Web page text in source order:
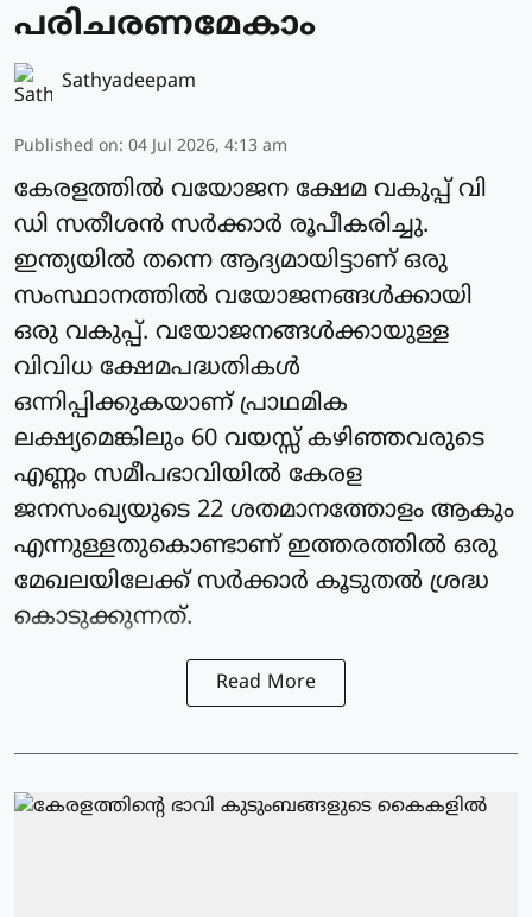
പരിചരണമേകാം
Sathyadeepam
Published on: 04 Jul 2026, 4:13 am
കേരളത്തിൽ വയോജന ക്ഷേമ വകുപ്പ് വി
ഡി സതീശൻ സർക്കാർ രൂപീകരിച്ചു.
ഇന്ത്യയിൽ തന്നെ ആദ്യമായിട്ടാണ് ഒരു
സംസ്ഥാനത്തിൽ വയോജനങ്ങൾക്കായി
ഒരു വകുപ്പ്. വയോജനങ്ങൾക്കായുള്ള
വിവിധ ക്ഷേമപദ്ധതികൾ
ഒന്നിപ്പിക്കുകയാണ് പ്രാഥമിക
ലക്ഷ്യമെങ്കിലും 60 വയസ്സ് കഴിഞ്ഞവരുടെ
എണ്ണം സമീപഭാവിയിൽ കേരള
ജനസംഖ്യയുടെ 22 ശതമാനത്തോളം ആകും
എന്നുള്ളതുകൊണ്ടാണ് ഇത്തരത്തിൽ ഒരു
മേഖലയിലേക്ക് സർക്കാർ കൂടുതൽ ശ്രദ്ധ
കൊടുക്കുന്നത്.
Read More